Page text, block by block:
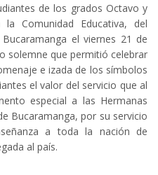
de los grados Octavo y
Comunidad Educativa, del
el viernes 21 de
solemne que permitió celebrar
e izada de los símbolos
el valor del servicio que al
especial a las Hermanas
Bucaramanga, por su servicio
a toda la nación de
al país.